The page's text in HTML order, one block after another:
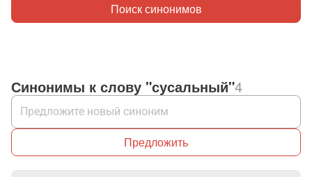
Поиск синонимов
Синонимы к слову "сусальный"4
Предложить